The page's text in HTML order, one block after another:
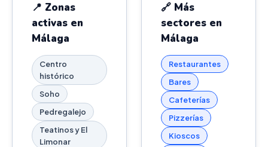
📍 Zonas
activas en
Málaga
Centro
histórico
Soho
Pedregalejo
Teatinos y El
Limonar
🔗 Más
sectores en
Málaga
Restaurantes
Bares
Cafeterías
Pizzerías
Kioscos